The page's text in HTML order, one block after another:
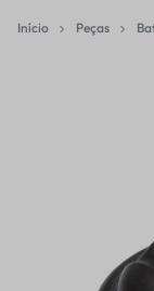
Início Peças